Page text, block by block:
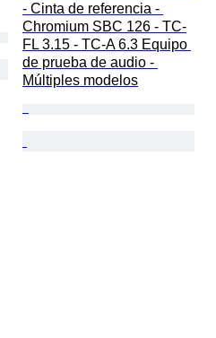
- Cinta de referencia -
Chromium SBC 126 - TC-
FL 3.15 - TC-A 6.3 Equipo
de prueba de audio -
Múltiples modelos